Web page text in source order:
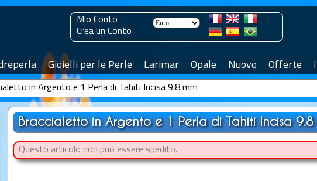
Mio Conto
Crea un Conto
Gioielli per le Perle Larimar Opale Nuovo Offerte
in Argento e 1 Perla di Tahiti Incisa 9.8 mm
Braccialetto in Argento e 1 Perla di Tahiti Incisa 9.8
Questo articolo non può essere spedito.